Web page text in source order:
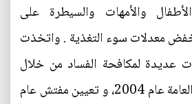
والأمهات والسيطرة على
وخفض معدلات سوء التغذية . واتخذت
عديدة لمكافحة الفساد من خلال
تشكيل هيئة النزاهة العامة عام 2004، و تعيين مفتش عام